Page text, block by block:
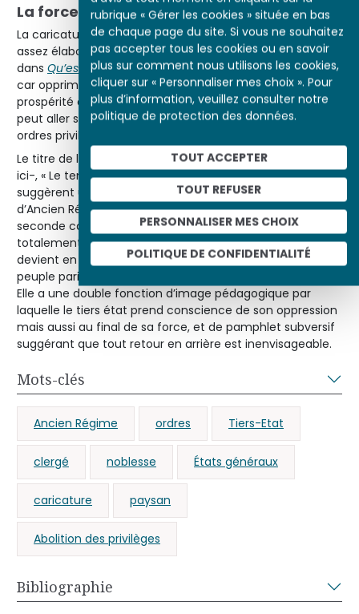
rubrique « Gérer les cookies » située en bas
de chaque page du site. Si vous ne souhaitez
pas accepter tous les cookies ou en savoir
plus sur comment nous utilisons les cookies,
cliquer sur « Personnaliser mes choix ». Pour
plus d’information, veuillez consulter notre
politique de protection des données.
TOUT ACCEPTER
TOUT REFUSER
PERSONNALISER MES CHOIX
POLITIQUE DE CONFIDENTIALITÉ
La force révolutionnaire de l’image
La caricature traduit en image commentée une idée
assez élaborée, exprimée la même année par Siéyès
dans Qu’est-ce que le tiers état ?Le tiers état n’est rien
car opprimé, mais il est tout car à lui seul il concourt à la
prospérité de la nation et Sièyes de rajouter « Rien ne
peut aller sans lui, tout irait mieux sans les autres », les
ordres privilégiés étant finalement inutiles.
Le titre de la caricature -le haut de la page est coupé
ici-, « Le temps passé », et la légende de la caricature
suggèrent un renversement de la société d’ordres
d’Ancien Régime. L’image est d’ailleurs associée à une
seconde caricature,
« Le temps présent », qui inverse
totalement la position des trois ordres. La caricature
devient en 1789 un langage politique qui véhicule dans le
peuple parisien les aspirations à un changement radical.
Elle a une double fonction d’image pédagogique par
laquelle le tiers état prend conscience de son oppression
mais aussi au final de sa force, et de pamphlet subversif
suggérant que tout retour en arrière est inenvisageable.
Mots-clés
Ancien Régime ordres Tiers-Etat
clergé noblesse États généraux
caricature paysan
Abolition des privilèges
Bibliographie